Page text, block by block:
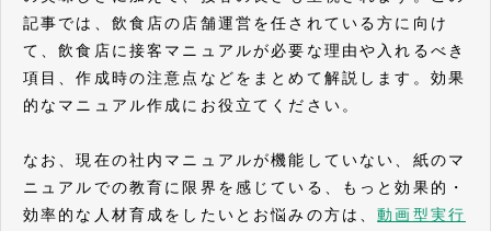
記事では、飲食店の店舗運営を任されている方に向け
て、飲食店に接客マニュアルが必要な理由や入れるべき
項目、作成時の注意点などをまとめて解説します。効果
的なマニュアル作成にお役立てください。
なお、現在の社内マニュアルが機能していない、紙のマ
ニュアルでの教育に限界を感じている、もっと効果的・
効率的な人材育成をしたいとお悩みの方は、動画型実行